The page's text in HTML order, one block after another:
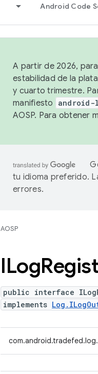
Android Code
A partir de 2026,
estabilidad de la
y cuarto trimestre.
manifiesto
AOSP. Para obtener
tu idioma preferido.
errores.
AOSP
ILog
public interface
implements